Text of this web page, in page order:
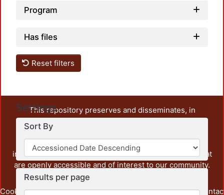
Program
Has files
Reset filters
Settings
Sort By
Results per page
This repository preserves and disseminates, in
unrestricted open access, the teaching and research
output of UAM Azcapotzalco. It also includes some
administrative and graphic documents from the
institution, as well as content from other institutions that
are openly accessible and of interest to our community.
Cookie Privacy End User Send